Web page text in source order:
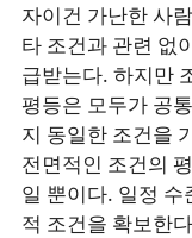
자이건 가난한 사
타 조건과 관련 없
급받는다. 하지만
평등은 모두가 공
지 동일한 조건을
전면적인 조건의
일 뿐이다. 일정
적 조건을 확보한